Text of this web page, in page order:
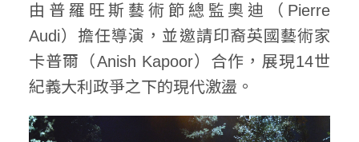
由普羅旺斯藝術節總監奧迪（Pierre
Audi）擔任導演，並邀請印裔英國藝術家
卡普爾（Anish Kapoor）合作，展現14世
紀義大利政爭之下的現代激盪。